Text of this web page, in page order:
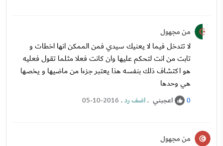
من مجهول
لا تتدخل فيما لا يعنيك سيدي فمن الممكن انها اخطات و
تابت من انت لتحكم عليها وان كانت فعلا مثلما تقول فعليه
هو اكتشاف ذلك بنفسه هذا يعتبر جزءا من ماضيها و يخصها
هي وحدها
0 اعجبني .اضف رد.
05-10-2016
من مجهول